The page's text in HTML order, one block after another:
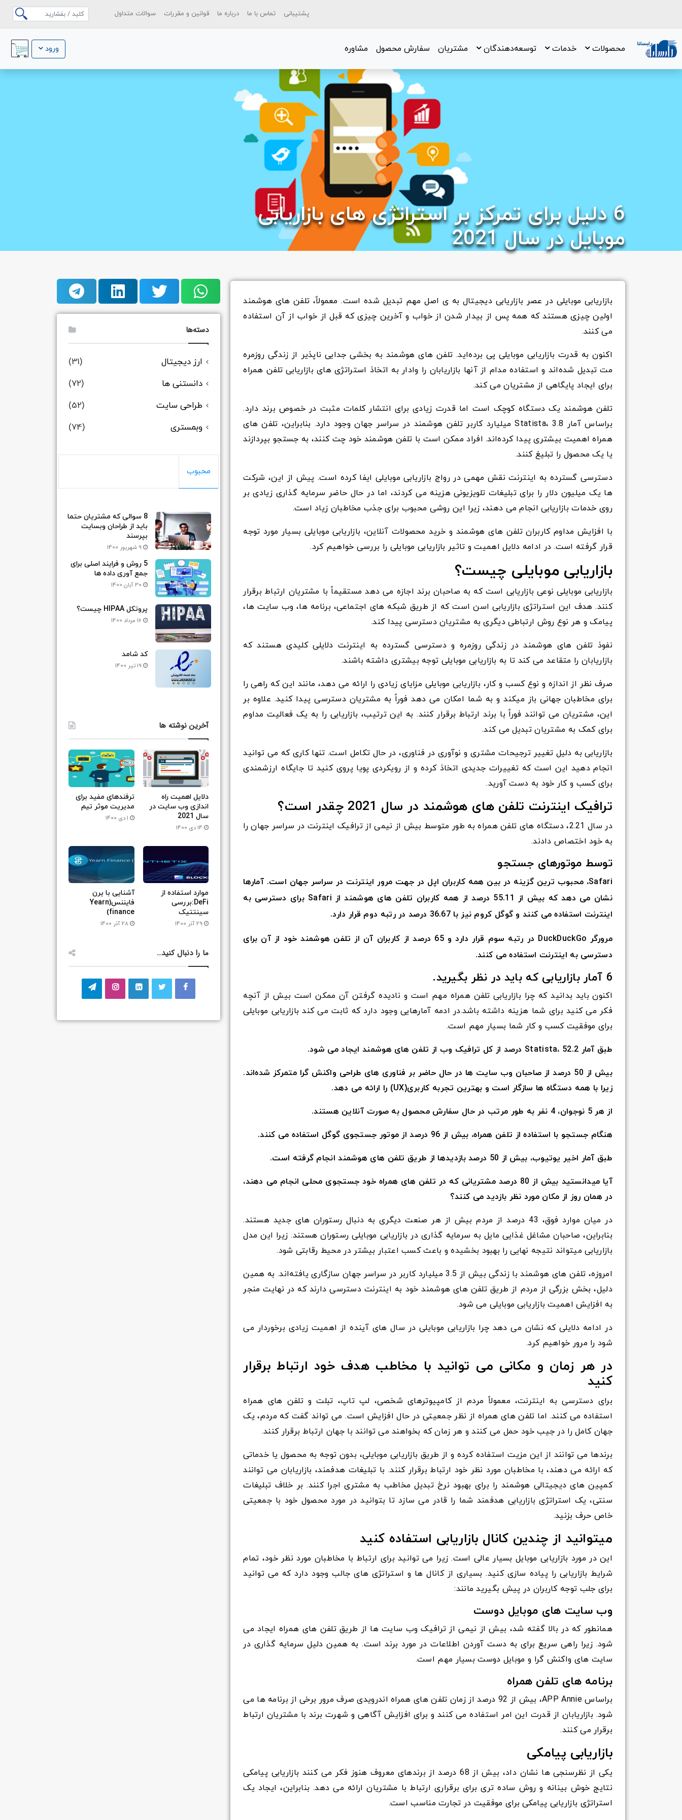
پشتیبانی تماس با ما درباره ما قوانین و مقررات سوالات متداول
محصولات خدمات توسعه‌دهندگان مشتریان سفارش محصول مشاوره ورود
6 دلیل برای تمرکز بر استراتژی های بازاریابی
موبایل در سال 2021
بازاریابی موبایلی در عصر بازاریابی دیجیتال به ی اصل مهم تبدیل شده است. معمولاً، تلفن های هوشمند
اولین چیزی هستند که همه پس از بیدار شدن از خواب و آخرین چیزی که قبل از خواب از آن استفاده
می کنند.
اکنون به قدرت بازاریابی موبایلی پی برده‌اید. تلفن های هوشمند به بخشی جدایی ناپذیر از زندگی روزمره
مت تبدیل شده‌اند و استفاده مدام از آنها بازاریابان را وادار به اتخاذ استراتژی های بازاریابی تلفن همراه
برای ایجاد پایگاهی از مشتریان می کند.
تلفن هوشمند یک دستگاه کوچک است اما قدرت زیادی برای انتشار کلمات مثبت در خصوص برند دارد.
براساس آمار
Statista، 3.8 میلیارد کاربر تلفن هوشمند در سراسر جهان وجود دارد. بنابراین، تلفن های
همراه اهمیت بیشتری پیدا کرده‌اند. افراد ممکن است با تلفن هوشمند خود چت کنند، به جستجو بپردازند
یا یک محصول را تبلیغ کنند.
دسترسی گسترده به اینترنت نقش مهمی در رواج بازاریابی موبایلی ایفا کرده است. پیش از این، شرکت
ها یک میلیون دلار را برای تبلیغات تلویزیونی هزینه می کردند، اما در حال حاضر سرمایه گذاری زیادی بر
روی خدمات بازاریابی انجام می دهند، زیرا این روشی محبوب برای جذب مخاطبان زیاد است.
با افزایش مداوم کاربران تلفن های هوشمند و خرید محصولات آنلاین، بازاریابی موبایلی بسیار مورد توجه
قرار گرفته است. در ادامه دلایل اهمیت و تاثیر بازاریابی موبایلی را بررسی خواهیم کرد.
بازاریابی موبایلی چیست؟
بازاریابی موبایلی نوعی بازاریابی است که به صاحبان برند اجازه می دهد مستقیماً با مشتریان ارتباط برقرار
کنند. هدف این استراتژی بازاریابی اسن است که از طریق شبکه های اجتماعی، برنامه ها، وب سایت ها،
پیامک و هر نوع روش ارتباطی دیگری به مشتریان دسترسی پیدا کند.
نفوذ تلفن های هوشمند در زندگی روزمره و دسترسی گسترده به اینترنت دلایلی کلیدی هستند که
بازاریابان را متقاعد می کند تا به بازاریابی موبایلی توجه بیشتری داشته باشند.
صرف نظر از اندازه و نوع کسب و کار، بازاریابی موبایلی مزایای زیادی را ارائه می دهد، مانند این که راهی را
برای مخاطبان جهانی باز میکند و به شما امکان می دهد فوراً به مشتریان دسترسی پیدا کنید. علاوه بر
این، مشتریان می توانند فوراً با برند ارتباط برقرار کنند. به این ترتیب، بازاریابی را به یک فعالیت مداوم
برای کمک به مشتریان تبدیل می کند.
بازاریابی به دلیل تغییر ترجیحات مشتری و نوآوری در فناوری، در حال تکامل است. تنها کاری که می توانید
انجام دهید این است که تغییرات جدیدی اتخاذ کرده و از رویکردی پویا پروی کنید تا جایگاه ارزشمندی
برای کسب و کار خود به دست آورید.
ترافیک اینترنت تلفن های هوشمند در سال 2021 چقدر است؟
در سال 2.21، دستگاه های تلفن همراه به طور متوسط بیش از نیمی از ترافیک اینترنت در سراسر جهان را
به خود اختصاص دادند.
توسط موتورهای جستجو
Safari، محبوب ترین گزینه در بین همه کاربران اپل در جهت مرور اینترنت در سراسر جهان است. آمارها
نشان می دهد که بیش از 55.11 درصد از همه کاربران تلفن های هوشمند از Safari برای دسترسی به
اینترنت استفاده می کنند و گوگل کروم نیز با 36.67 درصد در رتبه دوم قرار دارد.
مرورگر DuckDuckGo در رتبه سوم قرار دارد و 65 درصد از کاربران آن از تلفن هوشمند خود از آن برای
دسترسی به اینترنت استفاده می کنند.
6 آمار بازاریابی که باید در نظر بگیرید.
اکنون باید بدانید که چرا بازاریابی تلفن همراه مهم است و نادیده گرفتن آن ممکن است بیش از آنچه
فکر می کنید برای شما هزینه داشته باشد.در ادمه آمارهایی وجود دارد که ثابت می کند بازاریابی موبایلی
برای موفقیت کسب و کار شما بسیار مهم است.
طبق آمار Statista، 52.2 درصد از کل ترافیک وب از تلفن های هوشمند ایجاد می شود.
بیش از 50 درصد از صاحبان وب سایت ها در حال حاضر بر فناوری های طراحی واکنش گرا متمرکز شده‌اند.
زیرا با همه دستگاه ها سازگار است و بهترین تجربه کاربری(UX) را ارائه می دهد.
از هر 5 نوجوان، 4 نفر به طور مرتب در حال سفارش محصول به صورت آنلاین هستند.
هنگام جستجو با استفاده از تلفن همراه، بیش از 96 درصد از موتور جستجوی گوگل استفاده می کنند.
طبق آمار اخیر یوتیوب، بیش از 50 درصد بازدیدها از طریق تلفن های هوشمند انجام گرفته است.
آیا میدانستید بیش از 80 درصد مشتریانی که در تلفن های همراه خود جستجوی محلی انجام می دهند،
در همان روز از مکان مورد نظر بازدید می کنند؟
در میان موارد فوق، 43 درصد از مردم بیش از هر صنعت دیگری به دنبال رستوران های جدید هستند.
بنابراین، صاحبان مشاغل غذایی مایل به سرمایه گذاری در بازاریابی موبایلی رستوران هستند. زیرا این مدل
بازاریابی میتواند نتیجه نهایی را بهبود بخشیده و باعث کسب اعتبار بیشتر در محیط رقابتی شود.
امروزه، تلفن های هوشمند با زندگی بیش از 3.5 میلیارد کاربر در سراسر جهان سازگاری یافته‌اند. به همین
دلیل، بخش بزرگی از مردم از طریق تلفن های هوشمند خود به اینترنت دسترسی دارند که در نهایت منجر
به افزایش اهمیت بازاریابی موبایلی می شود.
در ادامه دلایلی که نشان می دهد چرا بازاریابی موبایلی در سال های آینده از اهمیت زیادی برخوردار می
شود را مرور خواهیم کرد.
در هر زمان و مکانی می توانید با مخاطب هدف خود ارتباط برقرار
کنید
برای دسترسی به اینترنت، معمولاً مردم از کامپیوترهای شخصی، لپ تاپ، تبلت و تلفن های همراه
استفاده می کنند. اما تلفن های همراه از نظر جمعیتی در حال افزایش است. می تواند گفت که مردم، یک
جهان کامل را در جیب خود حمل می کنند و هر زمان که بخواهند می توانند با جهان ارتباط برقرار کنند.
برندها می توانند از این مزیت استفاده کرده و از طریق بازاریابی موبایلی، بدون توجه به محصول یا خدماتی
که ارائه می دهند، با مخاطبان مورد نظر خود ارتباط برقرار کنند. با تبلیغات هدفمند، بازاریابان می توانند
کمپین های دیجیتالی هوشمند را برای بهبود نرخ تبدیل مخاطب به مشتری اجرا کنند. بر خلاف تبلیغات
سنتی، یک استراتژی بازاریابی هدفمند شما را قادر می سازد تا بتوانید در مورد محصول خود با جمعیتی
خاص حرف بزنید.
میتوانید از چندین کانال بازاریابی استفاده کنید
این در مورد بازاریابی موبایل بسیار عالی است. زیرا می توانید برای ارتباط با مخاطبان مورد نظر خود، تمام
شرایط بازاریابی را پیاده سازی کنید. بسیاری از کانال ها و استراتژی های جالب وجود دارد که می توانید
برای جلب توجه کاربران در پیش بگیرید مانند:
وب سایت های موبایل دوست
همانطور که در بالا گفته شد، بیش از نیمی از ترافیک وب سایت ها از طریق تلفن های همراه ایجاد می
شود. زیرا راهی سریع برای به دست آوردن اطلاعات در مورد برند است. به همین دلیل سرمایه گذاری در
سایت های واکنش گرا و موبایل دوست بسیار مهم است.
برنامه های تلفن همراه
براساس APP Annie، بیش از 92 درصد از زمان تلفن های همراه اندرویدی صرف مرور برخی از برنامه ها می
شود. بازاریابان از قدرت این امر استفاده می کنند و برای افزایش آگاهی و شهرت برند با مشتریان ارتباط
برقرار می کنند.
بازاریابی پیامکی
یکی از نظرسنجی ها نشان داد، بیش از 68 درصد از برندهای معروف هنوز فکر می کنند بازاریابی پیامکی
نتایج خوش بینانه و روش ساده تری برای برقراری ارتباط با مشتریان ارائه می دهد. بنابراین، ایجاد یک
استراتژی بازاریابی پیامکی برای موفقیت در تجارت مناسب است.
دسته‌ها
ارز دیجیتال
(31)
دانستنی ها
(72)
طراحی سایت
(52)
وبمستری
(74)
محبوب
8 سوالی که مشتریان حتما
باید از طراحان وبسایت
بپرسند
9 شهریور 1400
5 روش و فرایند اصلی برای
جمع آوری داده ها
30 آبان 1400
پروتکل HIPAA چیست؟
16 مرداد 1400
کد شامد
19 تیر 1400
آخرین نوشته ها
دلایل اهمیت راه
اندازی وب سایت در
سال 2021
14 دی 1400
ترفندهای مفید برای
مدیریت موثر تیم
1 دی 1400
موارد استفاده از
DeFi:بررسی
سینتتیک
29 آذر 1400
آشنایی با یرن
فایننس(Yearn
finance)
28 آذر 1400
ما را دنبال کنید…